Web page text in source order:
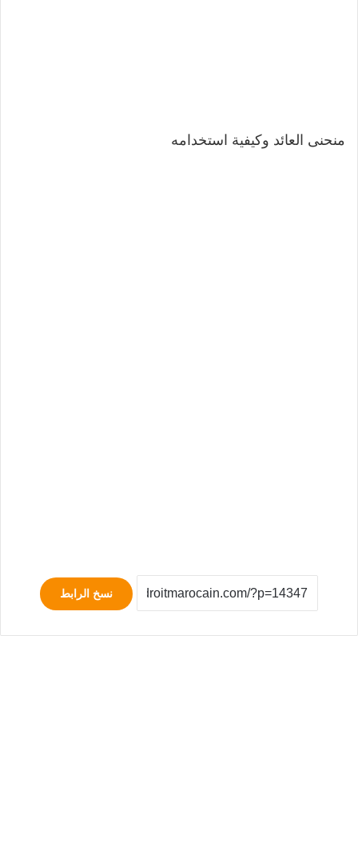
منحنى العائد وكيفية استخدامه
نسخ الرابط